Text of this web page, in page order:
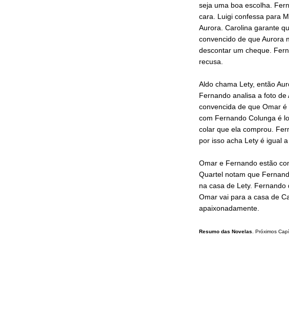
seja uma boa escolha.
cara. Luigi confessa para
Aurora. Carolina garante
convencido de que Aurora
descontar um cheque.
recusa.
Aldo chama Lety, então
Fernando analisa a foto
convencida de que Omar
com Fernando Colunga é
colar que ela comprou.
por isso acha Lety é igual a
Omar e Fernando estão
Quartel notam que
na casa de Lety. Fernando
Omar vai para a casa de
apaixonadamente.
Resumo das Novelas . Próximos